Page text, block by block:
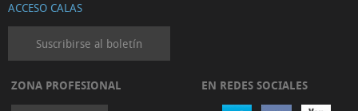
ACCESO CALAS
Suscribirse al boletín
ZONA PROFESIONAL EN REDES SOCIALES